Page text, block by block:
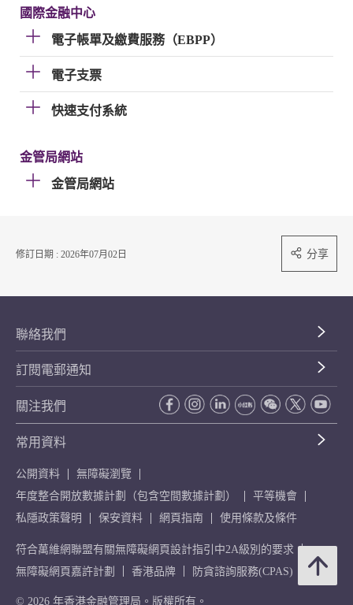
國際金融中心
電子帳單及繳費服務（EBPP）
電子支票
快速支付系統
金管局網站
金管局網站
修訂日期 : 2026年07月02日 分享
聯絡我們
訂閱電郵通知
關注我們
常用資料
公開資料
無障礙瀏覽
年度整合開放數據計劃（包含空間數據計劃）
平等機會
私隱政策聲明
保安資料 網頁指南 使用條款及條件
符合萬維網聯盟有關無障礙網頁設計指引中2A級別的要求
無障礙網頁嘉許計劃
香港品牌 防貪諮詢服務(CPAS)
© 2026 年香港金融管理局。版權所有。